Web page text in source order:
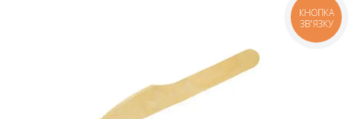
КНОПКА
ЗВ'ЯЗКУ